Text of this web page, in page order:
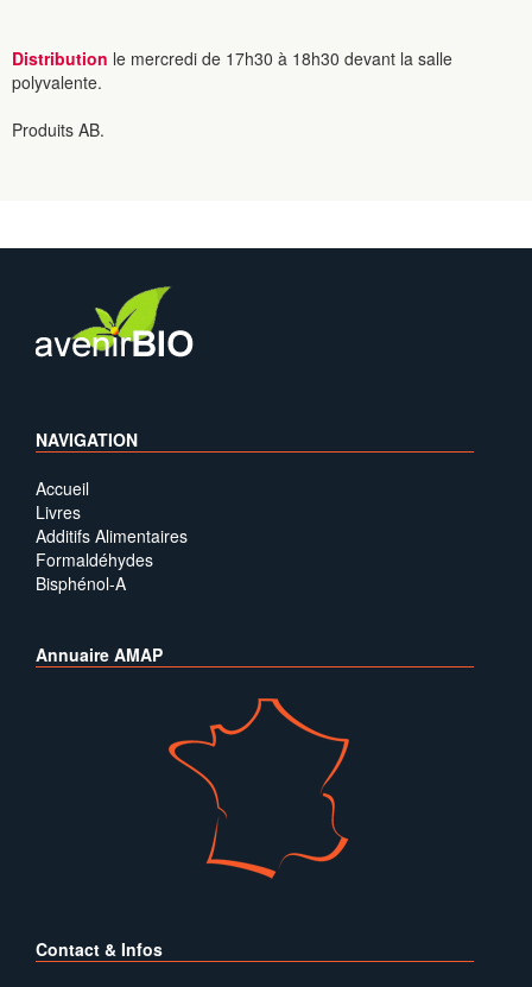
Distribution le mercredi de 17h30 à 18h30 devant la salle
polyvalente.
Produits AB.
NAVIGATION
Accueil
Livres
Additifs Alimentaires
Formaldéhydes
Bisphénol-A
Annuaire AMAP
Contact & Infos